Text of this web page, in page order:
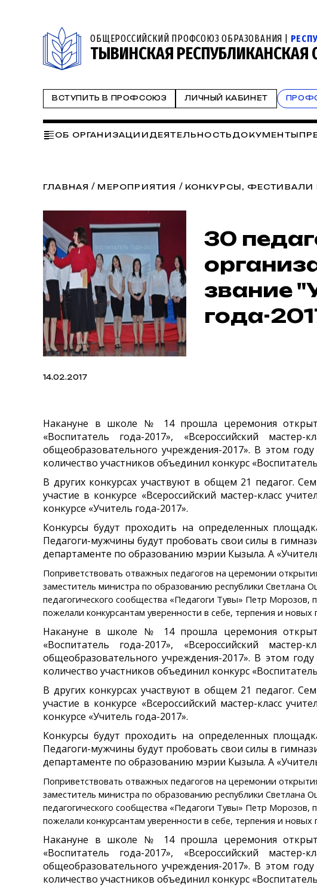
ОБЩЕРОССИЙСКИЙ ПРОФСОЮЗ ОБРАЗОВАНИЯ |
ТЫВИНСКАЯ РЕСПУБЛИКАНСКАЯ
ВСТУПИТЬ В ПРОФСОЮЗ ЛИЧНЫЙ КАБИНЕТ
ОБ ОРГАНИЗАЦИИ ДЕЯТЕЛЬНОСТЬ ДОКУМЕНТЫ
ГЛАВНАЯ / МЕРОПРИЯТИЯ / КОНКУРСЫ,
30
звание
года-
14.02.2017
Накануне в школе № 14 прошла церемония открытия
«Воспитатель года-2017», «Всероссийский
общеобразовательного учреждения-2017». В этом
количество участников объединил конкурс
В других конкурсах участвуют в общем 21 педагог.
участие в конкурсе «Всероссийский мастер-класс
конкурсе «Учитель года-2017».
Конкурсы будут проходить на определенных
Педагоги-мужчины будут пробовать свои силы в
департаменте по образованию мэрии Кызыла. А
Поприветствовать отважных педагогов на церемонии
заместитель министра по образованию республики Светлана
педагогического сообщества «Педагоги Тувы» Петр
пожелали конкурсантам уверенности в себе, терпения и
Накануне в школе № 14 прошла церемония открытия
«Воспитатель года-2017», «Всероссийский
общеобразовательного учреждения-2017». В этом
количество участников объединил конкурс
В других конкурсах участвуют в общем 21 педагог.
участие в конкурсе «Всероссийский мастер-класс
конкурсе «Учитель года-2017».
Конкурсы будут проходить на определенных
Педагоги-мужчины будут пробовать свои силы в
департаменте по образованию мэрии Кызыла. А
Поприветствовать отважных педагогов на церемонии
заместитель министра по образованию республики Светлана
педагогического сообщества «Педагоги Тувы» Петр
пожелали конкурсантам уверенности в себе, терпения и
Накануне в школе № 14 прошла церемония открытия
«Воспитатель года-2017», «Всероссийский
общеобразовательного учреждения-2017». В этом
количество участников объединил конкурс